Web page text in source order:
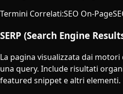
Termini Correlati:SEO On-Page
SERP (Search Engine
La pagina visualizzata dai
una query. Include risultati
featured snippet e altri elementi.